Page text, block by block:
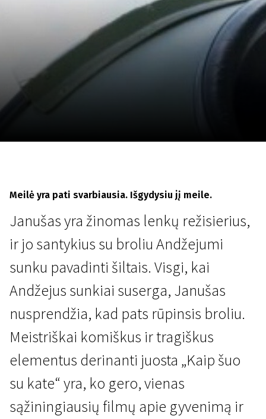
Meilė yra pati svarbiausia. Išgydysiu jį meile.
Janušas yra žinomas lenkų režisierius,
ir jo santykius su broliu Andžejumi
sunku pavadinti šiltais. Visgi, kai
Andžejus sunkiai suserga, Janušas
nusprendžia, kad pats rūpinsis broliu.
Meistriškai komiškus ir tragiškus
elementus derinanti juosta „Kaip šuo
su kate“ yra, ko gero, vienas
sąžiningiausių filmų apie gyvenimą ir